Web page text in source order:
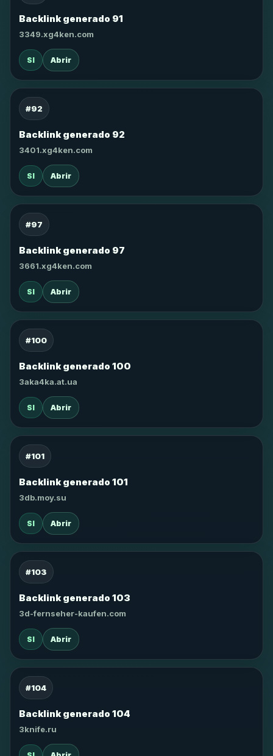
Backlink generado 91
3349.xg4ken.com
SI Abrir
#92
Backlink generado 92
3401.xg4ken.com
SI Abrir
#97
Backlink generado 97
3661.xg4ken.com
SI Abrir
#100
Backlink generado 100
3aka4ka.at.ua
SI Abrir
#101
Backlink generado 101
3db.moy.su
SI Abrir
#103
Backlink generado 103
3d-fernseher-kaufen.com
SI Abrir
#104
Backlink generado 104
3knife.ru